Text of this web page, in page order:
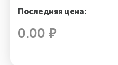
Последняя цена:
0.00 ₽